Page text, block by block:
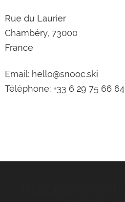
Rue du Laurier
Chambéry, 73000
France
Email: hello@snooc.ski
Téléphone: +33 6 29 75 66 64